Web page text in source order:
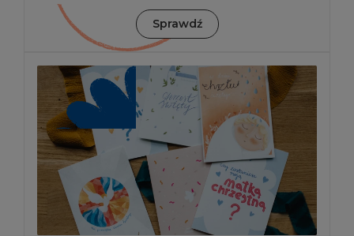
Sprawdź